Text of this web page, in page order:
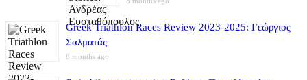
Greek Triathlon Races Review 2023-2025: Γεώργιος
Σαλματάς
8 months ago